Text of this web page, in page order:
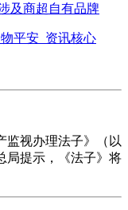
及商超自有品牌
平安_资讯核心
监视办理法子》（以
局提示，《法子》将